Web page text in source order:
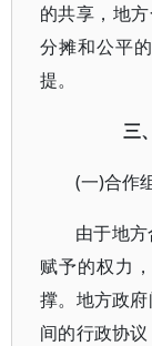
的共享，地
分摊和公平
提。
三
(一)合作
由于地
赋予的权力
撑。地方政
间的行政协